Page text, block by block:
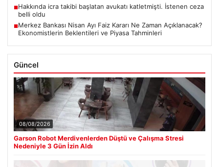
■Hakkında icra takibi başlatan avukatı katletmişti. İstenen ceza
belli oldu
■Merkez Bankası Nisan Ayı Faiz Kararı Ne Zaman Açıklanacak?
Ekonomistlerin Beklentileri ve Piyasa Tahminleri
Güncel
08/08/2026
Garson Robot Merdivenlerden Düştü ve Çalışma Stresi
Nedeniyle 3 Gün İzin Aldı